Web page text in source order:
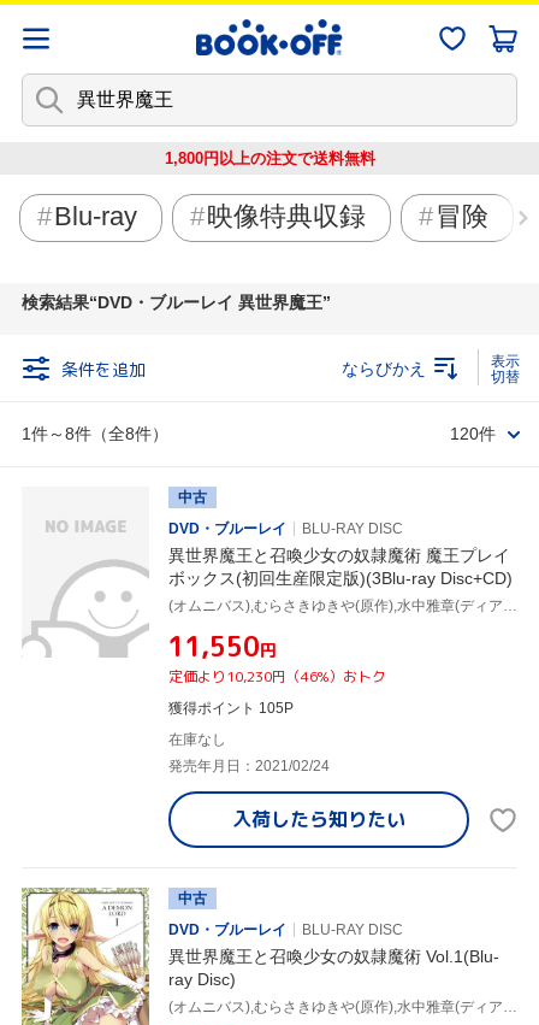
1,800円以上の注文で送料無料
Blu-ray 映像特典収録 冒険
検索結果 DVD・ブルーレイ 異世界魔王
条件を追加
1件～8件（全8件）
ならびかえ
120件
中古
DVD・ブルーレイ
BLU-RAY DISC
異世界魔王と召喚少女の奴隷魔術 魔王プレイ
ボックス(初回生産限定版)(3Blu-ray Disc+CD)
(オムニバス),むらさきゆきや(原作),水中雅章(ディアヴロ),芹澤優(シェラ・L・グリーンウッド),和氣あず未(レム・ガレウ),原由実(アリシア・クリステラ),金子志津枝(キャラクターデザイン),加藤裕介(音楽)
¥11,550円
定価より10,230円（46%）おトク
獲得ポイント 105P
在庫なし
発売年月日：2021/02/24
入荷したら知りたい
中古
DVD・ブルーレイ
BLU-RAY DISC
異世界魔王と召喚少女の奴隷魔術 Vol.1(Blu-
ray Disc)
(オムニバス),むらさきゆきや(原作),水中雅章(ディアヴロ),芹澤優(シェラ・L・グリーンウッド),和氣あず未(レム・ガレウ),金子志津枝(キャラクターデザイン),加藤裕介(音楽)